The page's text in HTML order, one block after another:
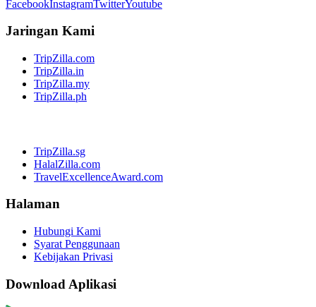
FacebookInstagramTwitterYoutube
Jaringan Kami
TripZilla.com
TripZilla.in
TripZilla.my
TripZilla.ph
TripZilla.sg
HalalZilla.com
TravelExcellenceAward.com
Halaman
Hubungi Kami
Syarat Penggunaan
Kebijakan Privasi
Download Aplikasi